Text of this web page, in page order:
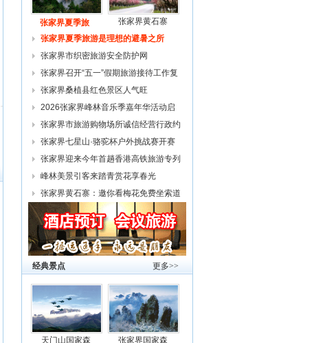
张家界夏季旅
张家界黄石寨
张家界夏季旅游是理想的避暑之所
张家界市织密旅游安全防护网
张家界召开“五一”假期旅游接待工作复
张家界桑植县红色景区人气旺
2026张家界峰林音乐季嘉年华活动启
幕
张家界市旅游购物场所诚信经营行政约
谈
张家界七星山·骆驼杯户外挑战赛开赛
张家界迎来今年首趟香港高铁旅游专列
峰林美景引客来踏青赏花享春光
张家界黄石寨：邀你看梅花免费坐索道
更多>>
经典景点
天门山国家森 张家界国家森